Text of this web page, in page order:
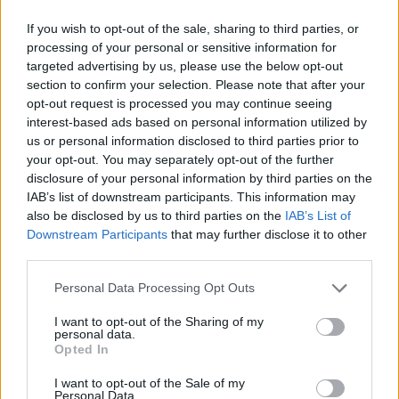
If you wish to opt-out of the sale, sharing to third parties, or
processing of your personal or sensitive information for
targeted advertising by us, please use the below opt-out
section to confirm your selection. Please note that after your
opt-out request is processed you may continue seeing
interest-based ads based on personal information utilized by
us or personal information disclosed to third parties prior to
your opt-out. You may separately opt-out of the further
disclosure of your personal information by third parties on the
IAB’s list of downstream participants. This information may
also be disclosed by us to third parties on the IAB’s List of
Downstream Participants that may further disclose it to other
Please note that this website/app uses one or more Google
not limited to your visit or usage behaviour. You may click to
grant or deny consent to Google and its third-party tags to
use your data for below specified purposes in below Google
consent section.
Personal Data Processing Opt Outs
I want to opt-out of the Sharing of my
personal data.
Opted In
I want to opt-out of the Sale of my
Personal Data.
μήνες
06:5826.05.25
«Άρωμα» γυναίκας
πίσω από την
απαγωγή του
επιχειρηματία - Ένας
από την παρέα του
παρενοχλήσει τη
24χρονου
17
13:56 25.05.25
Ο 24χρονος ανοίγει
την πόρτα του
αυτοκινήτου και
δραπετεύει από τους
18
ΔΙΑΦΗΜΙΣΗ